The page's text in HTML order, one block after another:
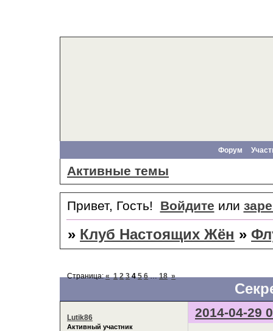
Форум
Активные темы
Привет, Гость! Войдите или
» Клуб Настоящих Жён »
Страница:« 1 2 3 4 5 6 … 18 »
2014-04-29
Lutik86
Активный участник